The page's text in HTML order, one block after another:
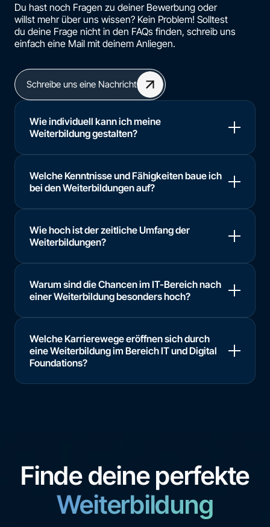
Du hast noch Fragen zu deiner Bewerbung oder
willst mehr über uns wissen? Kein Problem! Solltest
du deine Frage nicht in den FAQs finden, schreib uns
einfach eine Mail mit deinem Anliegen.
Schreibe uns eine Nachricht
Wie individuell kann ich meine
Weiterbildung gestalten?
Welche Kenntnisse und Fähigkeiten baue ich
bei den Weiterbildungen auf?
Wie hoch ist der zeitliche Umfang der
Weiterbildungen?
Warum sind die Chancen im IT-Bereich nach
einer Weiterbildung besonders hoch?
Welche Karrierewege eröffnen sich durch
eine Weiterbildung im Bereich IT und Digital
Foundations?
Finde deine perfekte
Weiterbildung